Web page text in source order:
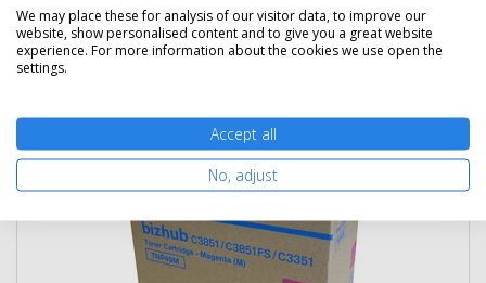
Konica Minolta TNP49M magenta toner
(A95W350)
We may place these for analysis of our visitor data, to improve our
website, show personalised content and to give you a great website
experience. For more information about the cookies we use open the
settings.
Accept all
No, adjust